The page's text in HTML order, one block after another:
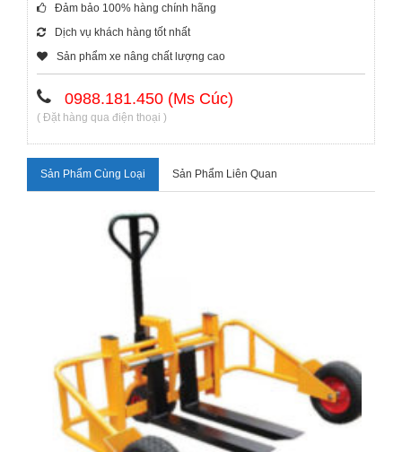
Đảm bảo 100% hàng chính hãng
Dịch vụ khách hàng tốt nhất
Sản phẩm xe nâng chất lượng cao
0988.181.450 (Ms Cúc)
( Đặt hàng qua điện thoại )
Sản Phẩm Cùng Loại Sản Phẩm Liên Quan